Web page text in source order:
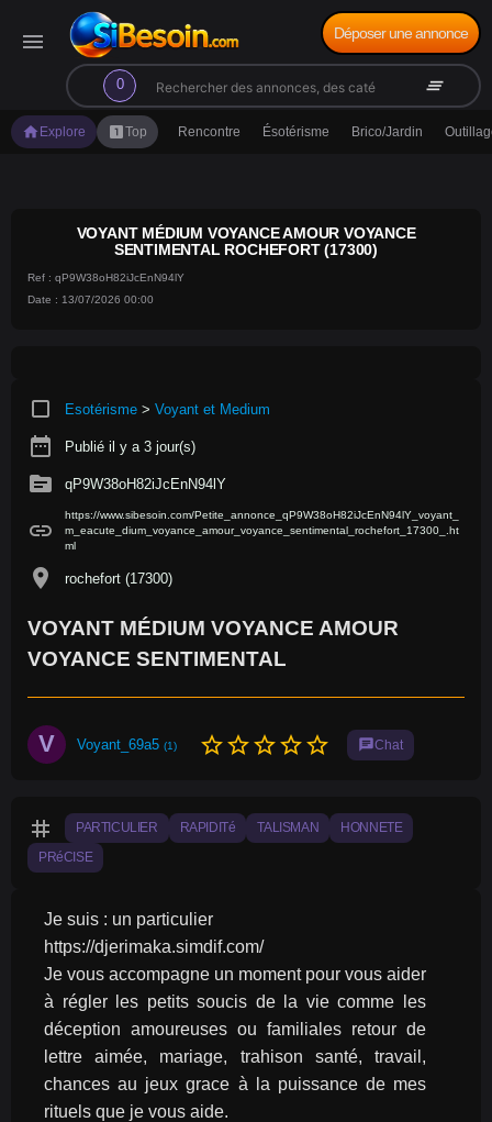
menu
0
search clear_all
Déposer une annonce
home Explore looks_oneTop Rencontre Ésotérisme Brico/Jardin
VOYANT MÉDIUM VOYANCE AMOUR VOYANCE
SENTIMENTAL ROCHEFORT (17300)
Ref : qP9W38oH82iJcEnN94lY
Date : 13/07/2026 00:00
crop_square Esotérisme > Voyant et Medium
date_range Publié il y a 3 jour(s)
source qP9W38oH82iJcEnN94lY
link
https://www.sibesoin.com/Petite_annonce_qP9W38oH82iJcEnN94lY_voyant_
m_eacute_dium_voyance_amour_voyance_sentimental_rochefort_17300_.ht
ml
location_on rochefort (17300)
VOYANT MÉDIUM VOYANCE AMOUR
VOYANCE SENTIMENTAL
V Voyant_69a5 (1) star_borderstar_borderstar_borderstar_borderstar_border chatChat
tag PARTICULIER RAPIDITé TALISMAN HONNETE
PRéCISE
Je suis : un particulier
https://djerimaka.simdif.com/
Je vous accompagne un moment pour vous aider
à régler les petits soucis de la vie comme les
déception amoureuses ou familiales retour de
lettre aimée, mariage, trahison santé, travail,
chances au jeux grace à la puissance de mes
rituels que je vous aide.